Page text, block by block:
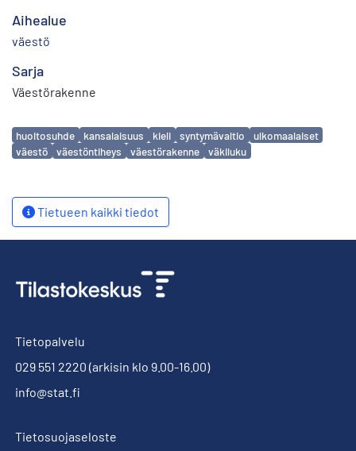
Aihealue
väestö
Sarja
Väestörakenne
Avainsanat
huoltosuhde kansalaisuus kieli syntymävaltio
ulkomaalaiset
väestö
väestöntiheys väestörakenne väkiluku
Tietueen kaikki tiedot
Tietopalvelu
029 551 2220 (arkisin klo 9.00-16.00)
info@stat.fi
Tietosuojaseloste